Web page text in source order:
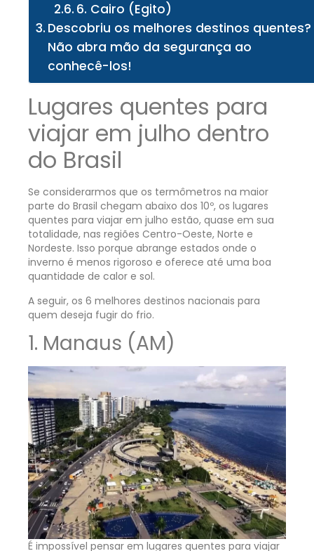
6. Cairo (Egito)
Descobriu os melhores destinos quentes?
Não abra mão da segurança ao
conhecê-los!
Lugares quentes para
viajar em julho dentro
do Brasil
Se considerarmos que os termômetros na maior
parte do Brasil chegam abaixo dos 10º, os lugares
quentes para viajar em julho estão, quase em sua
totalidade, nas regiões Centro-Oeste, Norte e
Nordeste. Isso porque abrange estados onde o
inverno é menos rigoroso e oferece até uma boa
quantidade de calor e sol.
A seguir, os 6 melhores destinos nacionais para
quem deseja fugir do frio.
1. Manaus (AM)
É impossível pensar em lugares quentes para viajar